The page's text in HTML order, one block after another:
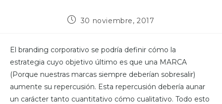
30 noviembre, 2017
El branding corporativo se podría definir cómo la
estrategia cuyo objetivo último es que una MARCA
(Porque nuestras marcas siempre deberían sobresalir)
aumente su repercusión. Esta repercusión debería aunar
un carácter tanto cuantitativo cómo cualitativo. Todo esto